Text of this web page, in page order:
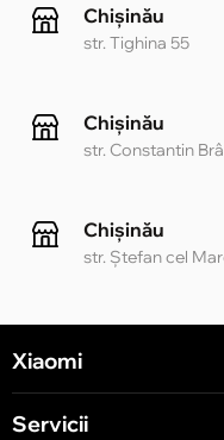
Chișinău
str. Tighina 55
Chișinău
str. Constantin
Chișinău
str. Ștefan cel
Xiaomi
Servicii